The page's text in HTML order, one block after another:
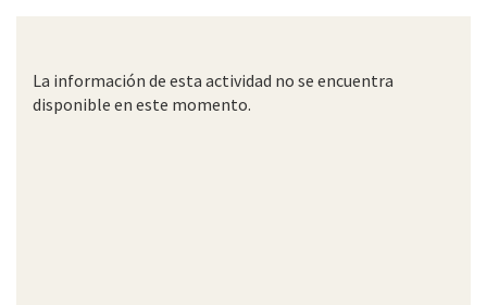
La información de esta actividad no se encuentra
disponible en este momento.